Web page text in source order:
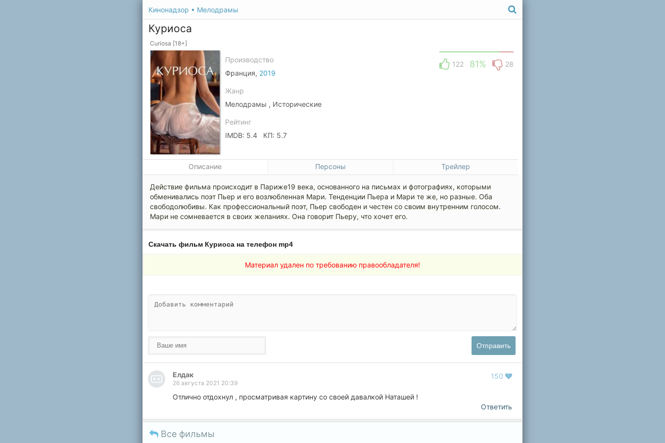
Кинонадзор • Мелодрамы
Куриоса
Curiosa [18+]
Производство
Франция, 2019
Жанр
Мелодрамы , Исторические
Рейтинг
IMDB: 5.4 КП: 5.7
122 81% 28
Описание Персоны Трейлер
Действие фильма происходит в Париже19 века, основанного на письмах и фотографиях, которыми
обменивались поэт Пьер и его возлюбленная Мари. Тенденции Пьера и Мари те же, но разные. Оба
свободолюбивы. Как профессиональный поэт, Пьер свободен и честен со своим внутренним голосом.
Мари не сомневается в своих желаниях. Она говорит Пьеру, что хочет его.
Скачать фильм Куриоса на телефон mp4
Материал удален по требованию правообладателя!
Отправить
Елдак
26 августа 2021 20:39
150
Отлично отдохнул , просматривая картину со своей давалкой Наташей !
Ответить
Все фильмы